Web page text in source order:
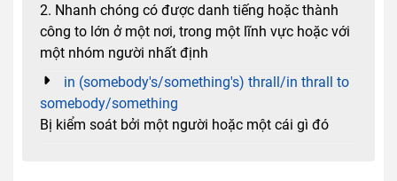
2. Nhanh chóng có được danh tiếng hoặc thành
công to lớn ở một nơi, trong một lĩnh vực hoặc với
một nhóm người nhất định
in (somebody's/something's) thrall/in thrall to
somebody/something
Bị kiểm soát bởi một người hoặc một cái gì đó